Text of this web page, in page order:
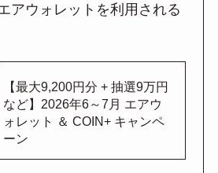
アウォレットを利用される
【最大9,200円分 + 抽選9万円
など】2026年6～7月 エアウ
ォレット ＆ COIN+ キャンペ
ーン